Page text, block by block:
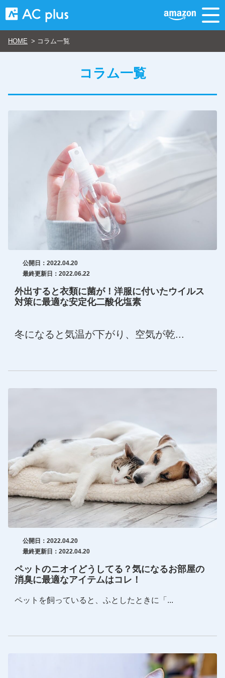
HOME > コラム一覧
コラム一覧
公開日：2022.04.20
最終更新日：2022.06.22
外出すると衣類に菌が！洋服に付いたウイルス
対策に最適な安定化二酸化塩素
冬になると気温が下がり、空気が乾...
公開日：2022.04.20
最終更新日：2022.04.20
ペットのニオイどうしてる？気になるお部屋の
消臭に最適なアイテムはコレ！
ペットを飼っていると、ふとしたときに「...